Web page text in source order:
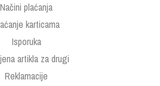
Načini plaćanja
karticama
Isporuka
artikla za drugi
Reklamacije